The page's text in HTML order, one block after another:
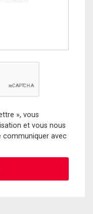
», vous
et vous nous
communiquer avec